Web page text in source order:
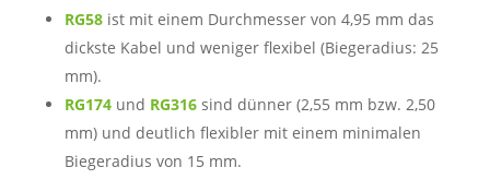
RG58ist mit einem Durchmesser von 4,95 mm das
dickste Kabel und weniger flexibel (Biegeradius: 25
mm).
RG174und RG316sind dünner (2,55 mm bzw. 2,50
mm) und deutlich flexibler mit einem minimalen
Biegeradius von 15 mm.